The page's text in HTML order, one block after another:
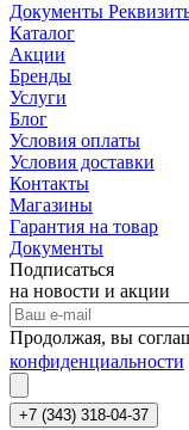
Документы
Каталог
Акции
Бренды
Услуги
Блог
Условия оплаты
Условия доставки
Контакты
Магазины
Гарантия на товар
Документы
Подписаться
на новости и акции
Продолжая, вы
конфиденциальности
+7 (343) 318-04-37